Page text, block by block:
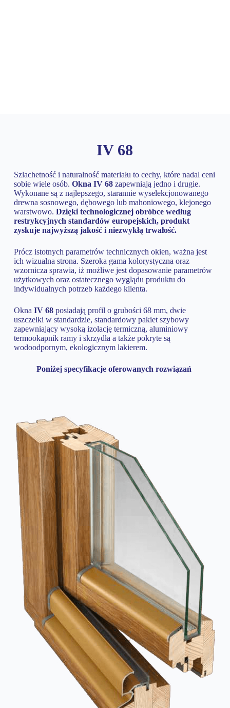
IV 68
Szlachetność i naturalność materiału to cechy, które nadal ceni
sobie wiele osób. Okna IV 68zapewniają jedno i drugie.
Wykonane są z najlepszego, starannie wyselekcjonowanego
drewna sosnowego, dębowego lub mahoniowego, klejonego
warstwowo. Dzięki technologicznej obróbce według
restrykcyjnych standardów europejskich, produkt
zyskuje najwyższą jakość i niezwykłą trwałość.
Prócz istotnych parametrów technicznych okien, ważna jest
ich wizualna strona. Szeroka gama kolorystyczna oraz
wzornicza sprawia, iż możliwe jest dopasowanie parametrów
użytkowych oraz ostatecznego wyglądu produktu do
indywidualnych potrzeb każdego klienta.
Okna IV 68posiadają profil o grubości 68 mm, dwie
uszczelki w standardzie, standardowy pakiet szybowy
zapewniający wysoką izolację termiczną, aluminiowy
termookapnik ramy i skrzydła a także pokryte są
wodoodpornym, ekologicznym lakierem.
Poniżej specyfikacje oferowanych rozwiązań